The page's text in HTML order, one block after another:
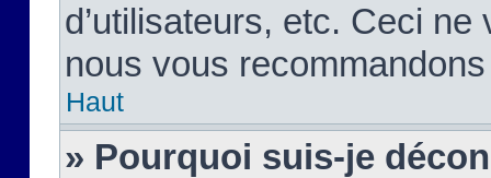
d’utilisateurs, etc. Ceci
nous vous
Haut
» Pourquoi suis-je